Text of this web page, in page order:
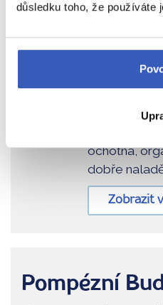
důsledku toho, že používáte
24 990 Kč
Vyberte si
Nejnovější ohlas
Paní Bára
ochotná,
dobře
Zobrazit
Pompézní